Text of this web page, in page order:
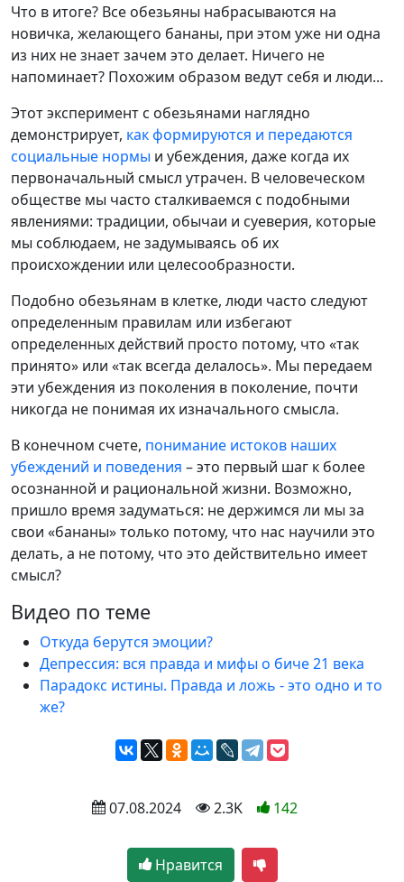
Что в итоге? Все обезьяны набрасываются на
новичка, желающего бананы, при этом уже ни одна
из них не знает зачем это делает. Ничего не
напоминает? Похожим образом ведут себя и люди...
Этот эксперимент с обезьянами наглядно
демонстрирует, как формируются и передаются
социальные нормы и убеждения, даже когда их
первоначальный смысл утрачен. В человеческом
обществе мы часто сталкиваемся с подобными
явлениями: традиции, обычаи и суеверия, которые
мы соблюдаем, не задумываясь об их
происхождении или целесообразности.
Подобно обезьянам в клетке, люди часто следуют
определенным правилам или избегают
определенных действий просто потому, что «так
принято» или «так всегда делалось». Мы передаем
эти убеждения из поколения в поколение, почти
никогда не понимая их изначального смысла.
В конечном счете, понимание истоков наших
убеждений и поведения – это первый шаг к более
осознанной и рациональной жизни. Возможно,
пришло время задуматься: не держимся ли мы за
свои «бананы» только потому, что нас научили это
делать, а не потому, что это действительно имеет
смысл?
Видео по теме
Откуда берутся эмоции?
Депрессия: вся правда и мифы о биче 21 века
Парадокс истины. Правда и ложь - это одно и то
же?
07.08.2024 2.3K 142
Нравится